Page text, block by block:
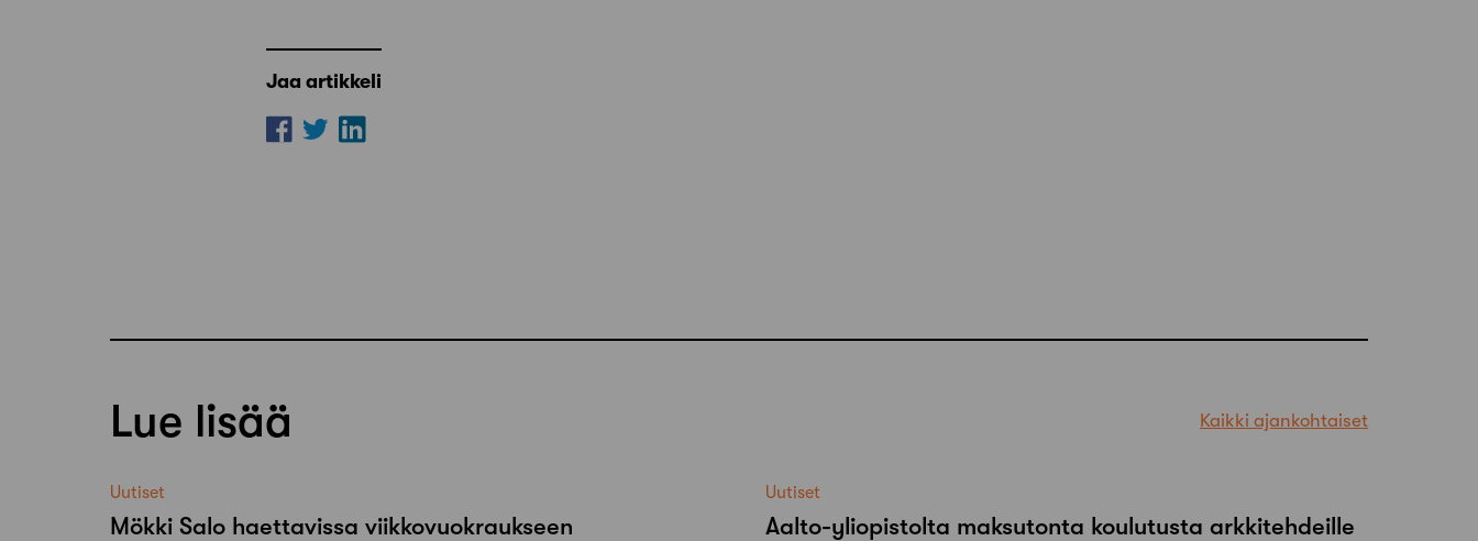
Jaa artikkeli
Lue lisää Kaikki ajankohtaiset
Uutiset
Mökki Salo haettavissa viikkovuokraukseen
Uutiset
Aalto-​yliopistolta maksutonta koulutusta arkkitehdeille